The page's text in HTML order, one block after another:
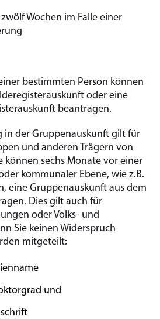
Wochen im Falle einer
bestimmten Person können
oder eine
beantragen.
in der Gruppenauskunft gilt für
und anderen Trägern von
können sechs Monate vor einer
kommunaler Ebene, wie z.B.
eine Gruppenauskunft aus dem
Dies gilt auch für
oder Volks- und
Sie keinen Widerspruch
mitgeteilt:
und